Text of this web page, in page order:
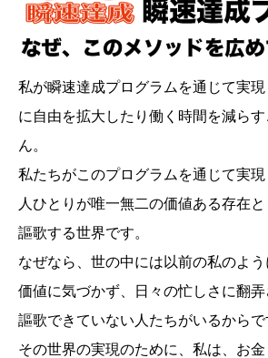
私が瞬速達成プログラムを通じて実
に自由を拡大したり働く時間を減ら
ん。
私たちがこのプログラムを通じて実
人ひとりが唯一無二の価値ある存在
謳歌する世界です。
なぜなら、世の中には以前の私のよ
価値に気づかず、日々の忙しさに翻
謳歌できていない人たちがいるからで
その世界の実現のために、私は、お